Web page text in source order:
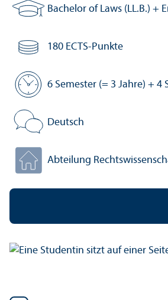
Abschluss:
Bachelor of Laws (LL.B.) +
Anzahl Credits:
180 ECTS-Punkte
Regel­studien­zeit:
6 Semester (= 3 Jahre) + 4
Veranstaltungs­sprache:
Deutsch
Fakultät:
Abteilung